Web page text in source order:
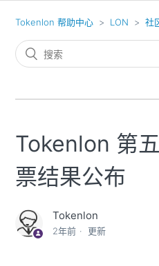
Tokenlon 帮助中心 LON 社
Tokenlon 第
票结果公布
Tokenlon
2年前 更新